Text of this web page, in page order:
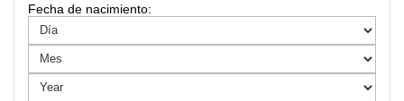
Fecha de nacimiento: